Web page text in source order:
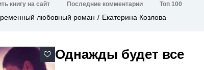
книгу на сайт Последние комментарии Топ 100
любовный роман Екатерина Козлова
Однажды будет все